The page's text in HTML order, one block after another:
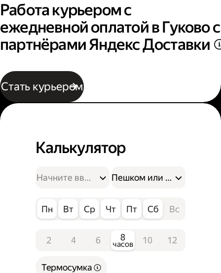
Работа курьером с
ежедневной оплатой в Гуково с
партнёрами Яндекс Доставки
Стать курьером
Калькулятор
Пешком или на
Пн Вт Ср Чт Пт Сб Вс
2 4 6 8
часов 10 12
Термосумка